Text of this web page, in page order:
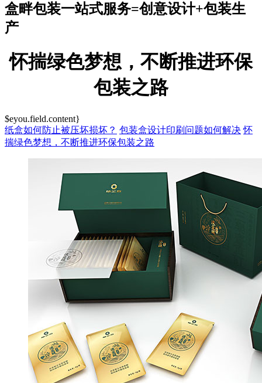
盒畔包装一站式服务=创意设计+包装生
产
怀揣绿色梦想，不断推进环保
包装之路
$eyou.field.content}
纸盒如何防止被压坏损坏？ 包装盒设计印刷问题如何解决 怀
揣绿色梦想，不断推进环保包装之路